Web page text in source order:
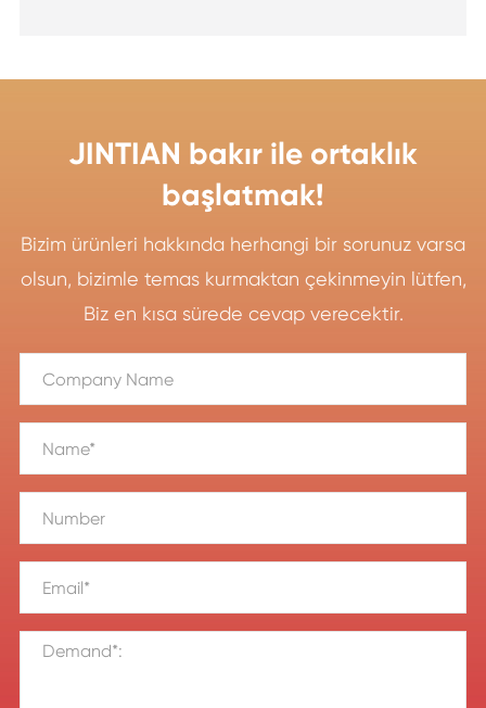
JINTIAN bakır ile ortaklık
başlatmak!
Bizim ürünleri hakkında herhangi bir sorunuz varsa
olsun, bizimle temas kurmaktan çekinmeyin lütfen,
Biz en kısa sürede cevap verecektir.